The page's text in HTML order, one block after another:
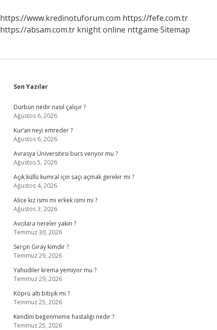
https://www.kredinotuforum.com https://fefe.com.tr
https://absam.com.tr knight online nttgame Sitemap
Sidebar
Son Yazılar
Dürbün nedir nasıl çalışır ?
Ağustos 6, 2026
Kur’an neyi emreder ?
Ağustos 6, 2026
Avrasya Üniversitesi burs veriyor mu ?
Ağustos 5, 2026
Açık küllü kumral için saçı açmak gerekir mi ?
Ağustos 4, 2026
Alice kız ismi mi erkek ismi mi ?
Ağustos 3, 2026
Avcılara nereler yakın ?
Temmuz 30, 2026
Serçin Giray kimdir ?
Temmuz 29, 2026
Yahudiler krema yemiyor mu ?
Temmuz 29, 2026
Köprü altı bitişik mi ?
Temmuz 25, 2026
Kendini beğenmeme hastalığı nedir ?
Temmuz 25, 2026